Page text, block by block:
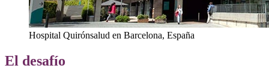
Hospital Quirónsalud en Barcelona, España
El desafío